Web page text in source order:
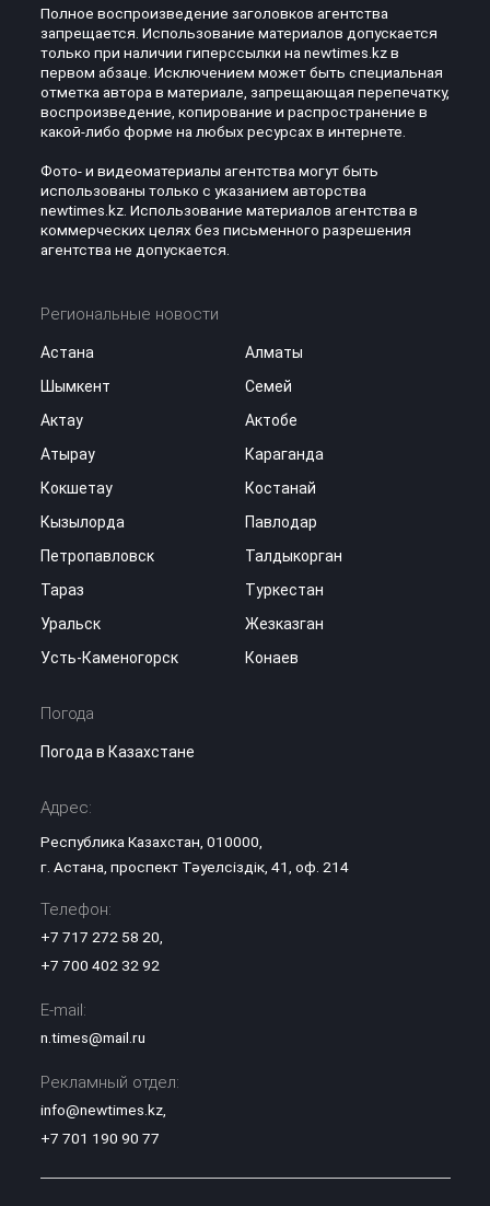
Полное воспроизведение заголовков агентства
запрещается. Использование материалов допускается
только при наличии гиперссылки на newtimes.kz в
первом абзаце. Исключением может быть специальная
отметка автора в материале, запрещающая перепечатку,
воспроизведение, копирование и распространение в
какой-либо форме на любых ресурсах в интернете.
Фото- и видеоматериалы агентства могут быть
использованы только с указанием авторства
newtimes.kz. Использование материалов агентства в
коммерческих целях без письменного разрешения
агентства не допускается.
Региональные новости
Астана
Алматы
Шымкент
Семей
Актау
Актобе
Атырау
Караганда
Кокшетау
Костанай
Кызылорда
Павлодар
Петропавловск
Талдыкорган
Тараз
Туркестан
Уральск
Жезказган
Усть-Каменогорск
Конаев
Погода
Погода в Казахстане
Адрес:
Республика Казахстан, 010000,
г. Астана, проспект Тәуелсіздік, 41, оф. 214
Телефон:
+7 717 272 58 20,
+7 700 402 32 92
E-mail:
n.times@mail.ru
Рекламный отдел:
info@newtimes.kz,
+7 701 190 90 77